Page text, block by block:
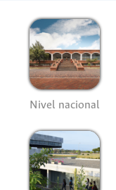
Nivel nacional